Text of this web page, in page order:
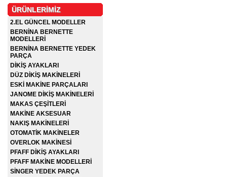
ÜRÜNLERİMİZ
2.EL GÜNCEL MODELLER
BERNİNA BERNETTE
MODELLERİ
BERNİNA BERNETTE YEDEK
PARÇA
DİKİŞ AYAKLARI
DÜZ DİKİŞ MAKİNELERİ
ESKİ MAKİNE PARÇALARI
JANOME DİKİŞ MAKİNELERİ
MAKAS ÇEŞİTLERİ
MAKİNE AKSESUAR
NAKIŞ MAKİNELERİ
OTOMATİK MAKİNELER
OVERLOK MAKİNESİ
PFAFF DİKİŞ AYAKLARI
PFAFF MAKİNE MODELLERİ
SİNGER YEDEK PARÇA